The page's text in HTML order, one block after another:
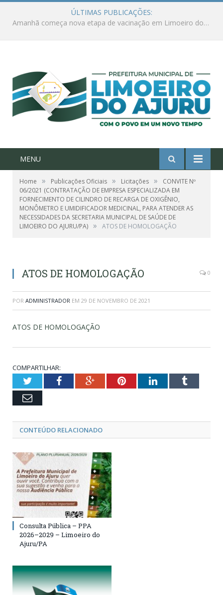
ÚLTIMAS PUBLICAÇÕES:
Ações de combate à Covid-19 na região ribeirinha de Limoeiro do Ajuru continuam
MENU
Home » Publicações Oficiais » Licitações »
CONVITE Nº
06/2021 (CONTRATAÇÃO DE EMPRESA ESPECIALIZADA EM
FORNECIMENTO DE CILINDRO DE RECARGA DE OXIGÊNIO,
MONÔMETRO E UMIDIFICADOR MEDICINAL, PARA ATENDER AS
NECESSIDADES DA SECRETARIA MUNICIPAL DE SAÚDE DE
LIMOEIRO DO AJURU/PA) » ATOS DE HOMOLOGAÇÃO
ATOS DE HOMOLOGAÇÃO 0
POR ADMINISTRADOR EM 29 DE NOVEMBRO DE 2021
ATOS DE HOMOLOGAÇÃO
COMPARTILHAR:
TwitterFacebookGoogle+PinterestLinkedInTumblr
Email
CONTEÚDO RELACIONADO
Consulta Pública – PPA
2026–2029 – Limoeiro do
Ajuru/PA